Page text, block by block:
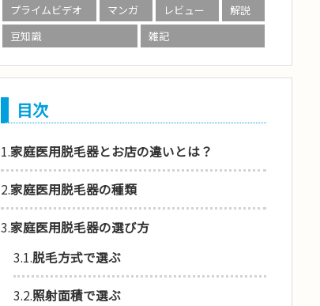
プライムビデオ マンガ レビュー
解説
豆知識
雑記
目次
1.家庭医用脱毛器とお店の違いとは？
2.家庭医用脱毛器の種類
3.家庭医用脱毛器の選び方
3.1.脱毛方式で選ぶ
3.2.照射面積で選ぶ